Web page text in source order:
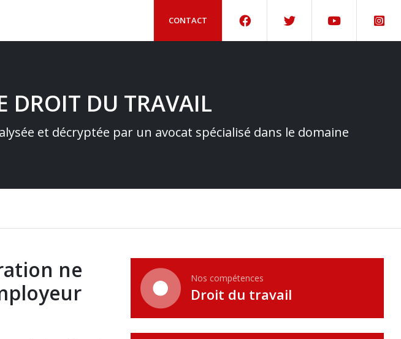
CONTACT
DROIT DU TRAVAIL
et décryptée par un avocat spécialisé dans le domaine
ne
Nos compétences
Droit du travail